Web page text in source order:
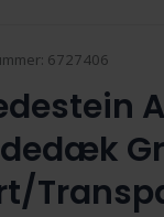
6727406